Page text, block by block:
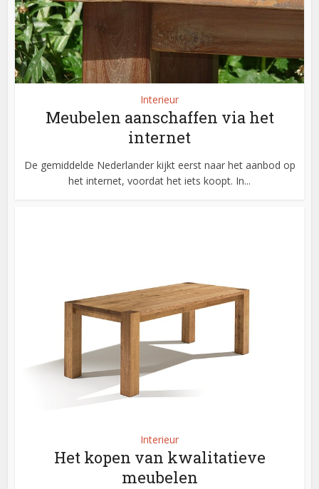
Interieur
Meubelen aanschaffen via het
internet
De gemiddelde Nederlander kijkt eerst naar het aanbod op
het internet, voordat het iets koopt. In...
Interieur
Het kopen van kwalitatieve
meubelen